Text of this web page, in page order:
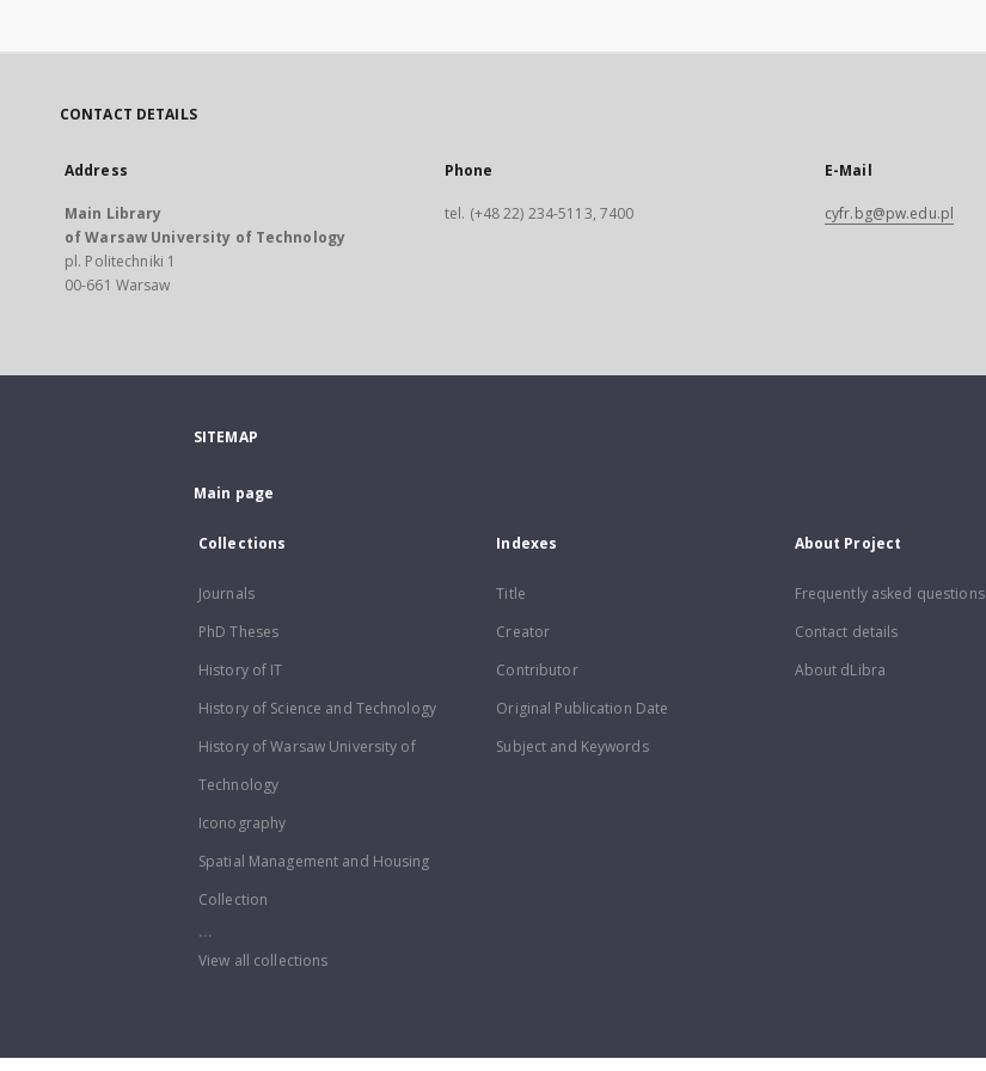
CONTACT DETAILS
Address
Main Library
of Warsaw University of Technology
pl. Politechniki 1
00-661 Warsaw
Phone
tel. (+48 22) 234-5113, 7400
E-Mail
cyfr.bg@pw.edu.pl
SITEMAP
Main page
Collections
Journals
PhD Theses
History of IT
History of Science and Technology
History of Warsaw University of
Technology
Iconography
Spatial Management and Housing
Collection
...
View all collections
Indexes
Title
Creator
Contributor
Original Publication Date
Subject and Keywords
About Project
Frequently asked questions
Contact details
About dLibra